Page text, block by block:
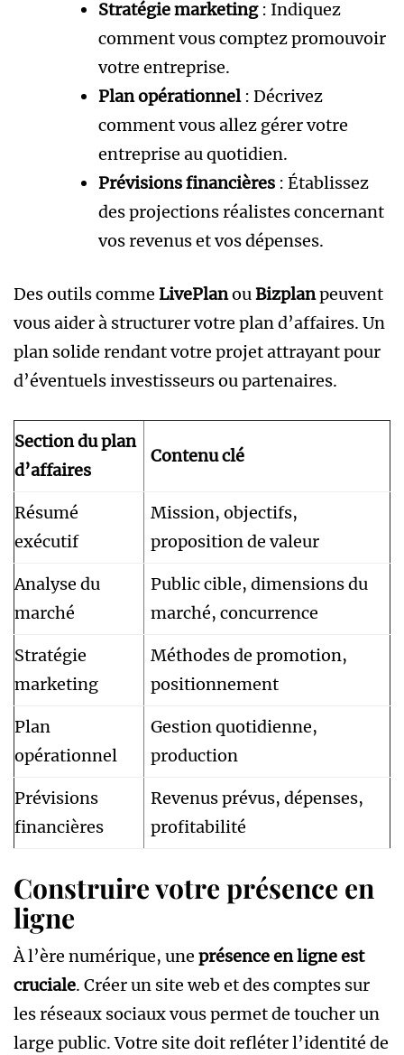
Stratégie marketing: Indiquez
comment vous comptez promouvoir
votre entreprise.
Plan opérationnel: Décrivez
comment vous allez gérer votre
entreprise au quotidien.
Prévisions financières : Établissez
des projections réalistes concernant
vos revenus et vos dépenses.
Des outils comme LivePlanouBizplanpeuvent
vous aider à structurer votre plan d’affaires. Un
plan solide rendant votre projet attrayant pour
d’éventuels investisseurs ou partenaires.
Section du plan
d’affaires
Contenu clé
Résumé
exécutif
Mission, objectifs,
proposition de valeur
Analyse du
marché
Public cible, dimensions du
marché, concurrence
Stratégie
marketing
Méthodes de promotion,
positionnement
Plan
opérationnel
Gestion quotidienne,
production
Prévisions
financières
Revenus prévus, dépenses,
profitabilité
Construire votre présence en
ligne
À l’ère numérique, une présence en ligne est
cruciale. Créer un site web et des comptes sur
les réseaux sociaux vous permet de toucher un
large public. Votre site doit refléter l’identité de